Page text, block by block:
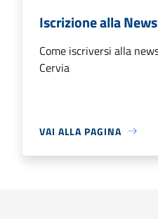
Iscrizione alla
Come iscriversi alla
Cervia
VAI ALLA PAGINA